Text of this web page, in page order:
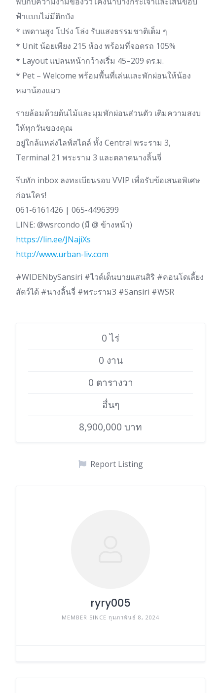
ฟ้าแบบไม่มีตึกบัง
* เพดานสูง โปร่ง โล่ง รับแสงธรรมชาติเต็ม ๆ
* Unit น้อยเพียง 215 ห้อง พร้อมที่จอดรถ 105%
* Layout แปลนหน้ากว้างเริ่ม 45–209 ตร.ม.
* Pet – Welcome พร้อมพื้นที่เล่นและพักผ่อนให้น้อง
หมาน้องแมว
รายล้อมด้วยต้นไม้และมุมพักผ่อนส่วนตัว เติมความสงบ
ให้ทุกวันของคุณ
อยู่ใกล้แหล่งไลฟ์สไตล์ ทั้ง Central พระราม 3,
Terminal 21 พระราม 3 และตลาดนางลิ้นจี่
รีบทัก inbox ลงทะเบียนรอบ VVIP เพื่อรับข้อเสนอพิเศษ
ก่อนใคร!
061-6161426 | 065-4496399
LINE: @wsrcondo (มี @ ข้างหน้า)
https://lin.ee/JNajiXs
http://www.urban-liv.com
#WIDENbySansiri #ไวด์เด็นบายแสนสิริ #คอนโดเลี้ยง
สัตว์ได้ #นางลิ้นจี่ #พระราม3 #Sansiri #WSR
0 ไร่
0 งาน
0 ตารางวา
อื่นๆ
8,900,000 บาท
Report Listing
ryry005
MEMBER SINCE กุมภาพันธ์ 8, 2024